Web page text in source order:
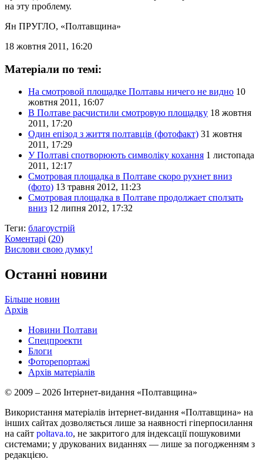
на эту проблему.
Ян ПРУГЛО, «Полтавщина»
18 жовтня 2011, 16:20
Матеріали по темі:
На смотровой площадке Полтавы ничего не видно 10
жовтня 2011, 16:07
В Полтаве расчистили смотровую площадку 18 жовтня
2011, 17:20
Один епізод з життя полтавців (фотофакт) 31 жовтня
2011, 17:29
У Полтаві спотворюють символіку кохання 1 листопада
2011, 12:17
Смотровая площадка в Полтаве скоро рухнет вниз
(фото) 13 травня 2012, 11:23
Смотровая площадка в Полтаве продолжает сползать
вниз 12 липня 2012, 17:32
Теги: благоустрій
Коментарі (20)
Вислови свою думку!
Останні новини
Більше новин
Архів
Новини Полтави
Спецпроекти
Блоги
Фоторепортажі
Архів матеріалів
© 2009 – 2026 Інтернет-видання «Полтавщина»
Використання матеріалів інтернет-видання «Полтавщина» на
інших сайтах дозволяється лише за наявності гіперпосилання
на сайт poltava.to, не закритого для індексації пошуковими
системами; у друкованих виданнях — лише за погодженням з
редакцією.